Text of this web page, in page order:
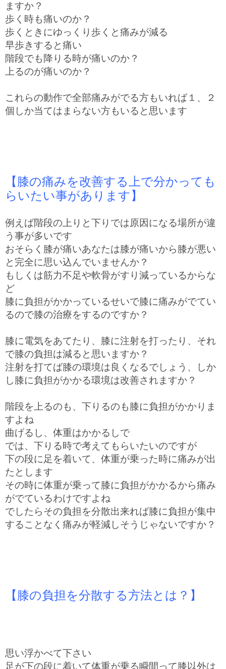
ますか？
歩く時も痛いのか？
歩くときにゆっくり歩くと痛みが減る
早歩きすると痛い
階段でも降りる時が痛いのか？
上るのが痛いのか？
これらの動作で全部痛みがでる方もいれば１、２
個しか当てはまらない方もいると思います
【膝の痛みを改善する上で分かっても
らいたい事があります】
例えば階段の上りと下りでは原因になる場所が違
う事が多いです
おそらく膝が痛いあなたは膝が痛いから膝が悪い
と完全に思い込んでいませんか？
もしくは筋力不足や軟骨がすり減っているからな
ど
膝に負担がかかっているせいで膝に痛みがでてい
るので膝の治療をするのですか？
膝に電気をあてたり、膝に注射を打ったり、それ
で膝の負担は減ると思いますか？
注射を打てば膝の環境は良くなるでしょう、しか
し膝に負担がかかる環境は改善されますか？
階段を上るのも、下りるのも膝に負担がかかりま
すよね
曲げるし、体重はかかるしで
では、下りる時で考えてもらいたいのですが
下の段に足を着いて、体重が乗った時に痛みが出
たとします
その時に体重が乗って膝に負担がかかるから痛み
がでているわけですよね
でしたらその負担を分散出来れば膝に負担が集中
することなく痛みが軽減しそうじゃないですか？
【膝の負担を分散する方法とは？】
思い浮かべて下さい
足が下の段に着いて体重が乗る瞬間って膝以外は